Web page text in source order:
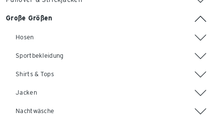
Große Größen
Hosen
Sportbekleidung
Shirts & Tops
Jacken
Nachtwäsche